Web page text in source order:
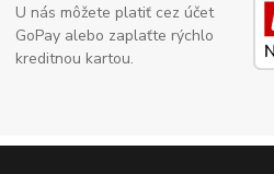
U nás môžete platiť cez účet
GoPay alebo zaplaťte rýchlo
kreditnou kartou.